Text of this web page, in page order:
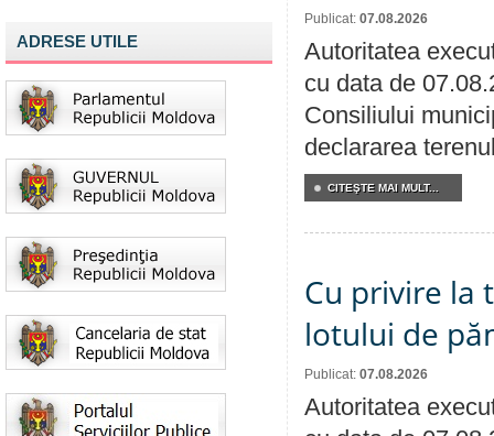
ADRESE UTILE
Publicat: 07.08.2026
Autoritatea
cu data de
Consiliului
declararea
CITEŞTE MAI MULT...
Cu privire la
lotului de
Publicat: 07.08.2026
Autoritatea